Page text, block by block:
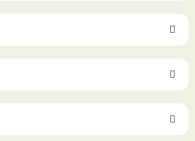
siz yapın!